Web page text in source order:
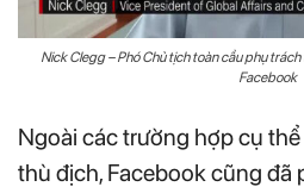
Nick Clegg – Phó Chủ tịch toàn cầu phụ
Facebook
Ngoài các trường hợp cụ
thù địch, Facebook cũng đã